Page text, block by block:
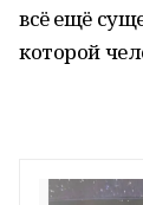
всё ещё
которой